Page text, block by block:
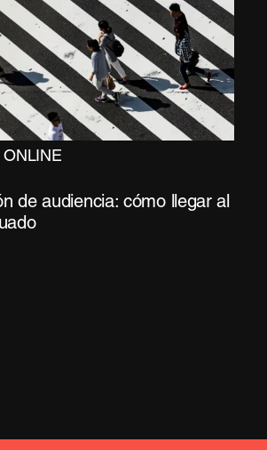
de audiencia: cómo llegar al